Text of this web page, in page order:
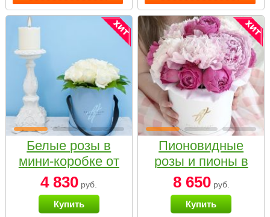
Белые розы в
мини-коробке от
Bella Fiori
4 830 руб.
Купить
Пионовидные
розы и пионы в
белой коробке
Small
8 650руб.
Купить